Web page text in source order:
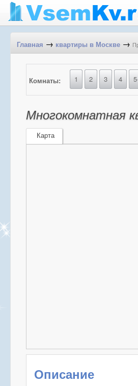
Главная → квартиры в Москве →
Комнаты: 1 2 3 4
Многокомнатная
Карта
Описание